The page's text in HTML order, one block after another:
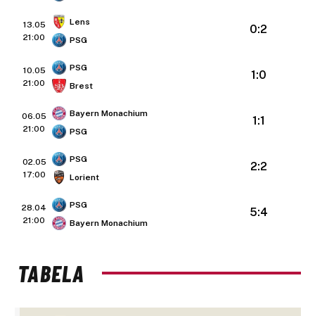
13.05
21:00
Lens
PSG
0:2
10.05
21:00
PSG
Brest
1:0
06.05
21:00
Bayern Monachium
PSG
1:1
02.05
17:00
PSG
Lorient
2:2
28.04
21:00
PSG
Bayern Monachium
5:4
TABELA